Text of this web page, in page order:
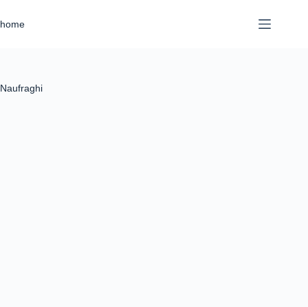
home
Naufraghi